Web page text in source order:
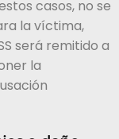
casos, no se
la víctima,
será remitido a
la